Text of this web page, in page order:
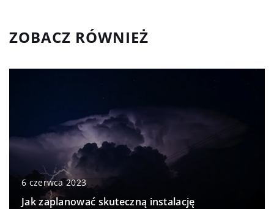
ZOBACZ RÓWNIEŻ
6 czerwca 2023
Jak zaplanować skuteczną instalację